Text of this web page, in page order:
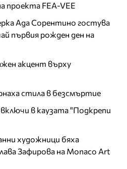
проекта FEA-VEE
Ада Сорентино гостува
първия рожден ден на
акцент върху
стила в безсмъртие
в каузата "Подкрепи
художници бяха
Зафирова на Monaco Art